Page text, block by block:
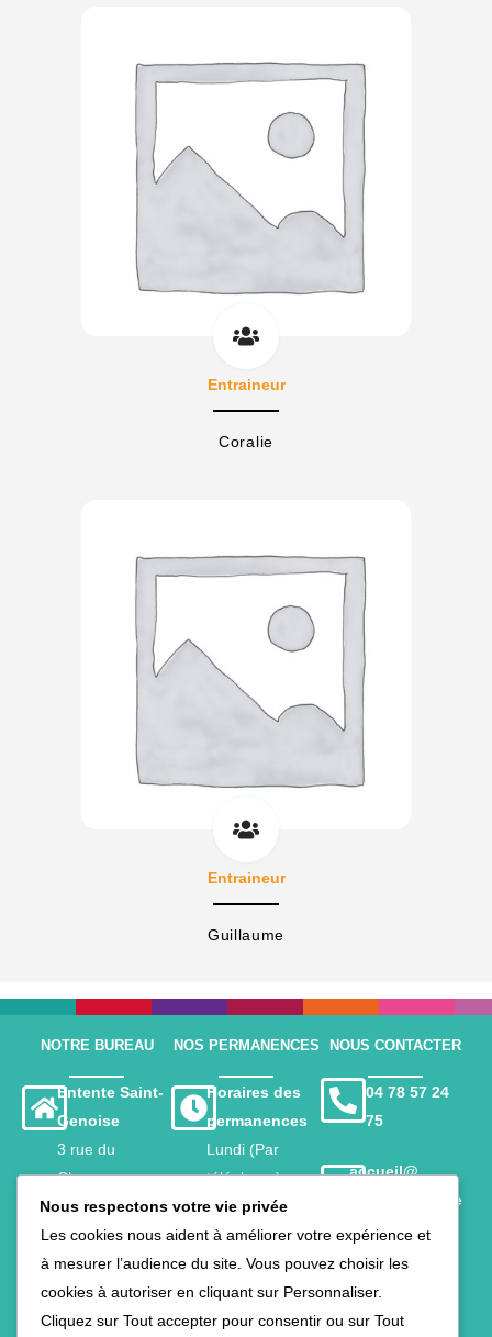
Entraineur
Coralie
Entraineur
Guillaume
NOTRE BUREAU
Entente Saint-
Genoise
3 rue du
Charavay
69290 Saint-
Genis-les-
Ollières
Fermé pendant
NOS PERMANENCES
Horaires des
permanences
Lundi (Par
téléphone)
9h – 12h
9h – 12h /
NOUS CONTACTER
04 78 57 24
75
accueil@
ententesaintge
noise.com
Nous respectons votre vie privée
Les cookies nous aident à améliorer votre expérience et
à mesurer l’audience du site. Vous pouvez choisir les
cookies à autoriser en cliquant sur Personnaliser.
Cliquez sur Tout accepter pour consentir ou sur Tout